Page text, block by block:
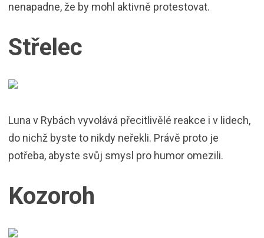
nenapadne, že by mohl aktivně protestovat.
Střelec
Luna v Rybách vyvolává přecitlivělé reakce i v lidech,
do nichž byste to nikdy neřekli. Právě proto je
potřeba, abyste svůj smysl pro humor omezili.
Kozoroh